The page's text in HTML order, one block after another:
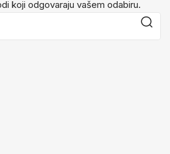
koji odgovaraju vašem odabiru.